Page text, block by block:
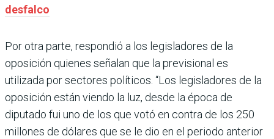
desfalco
Por otra parte, respondió a los legisladores de la
oposición quienes señalan que la previsional es
utilizada por sectores políticos. “Los legisladores de la
oposición están viendo la luz, desde la época de
diputado fui uno de los que votó en contra de los 250
millones de dólares que se le dio en el periodo anterior